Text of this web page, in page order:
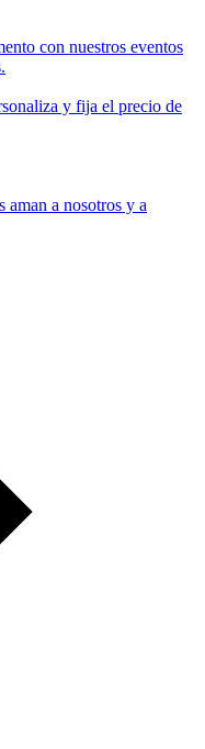
con nuestros eventos
y fija el precio de
aman a nosotros y a